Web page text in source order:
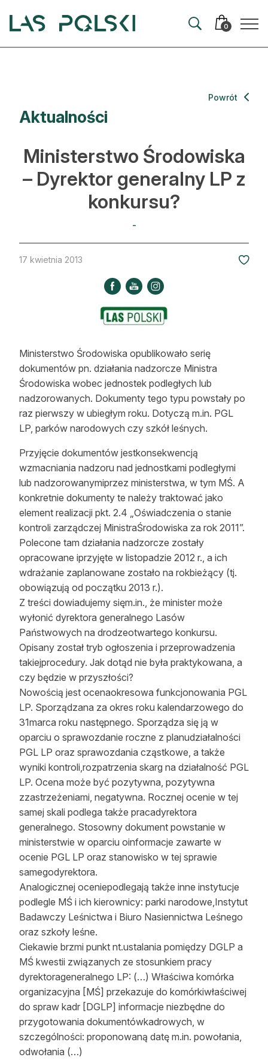
0
Artykuły
Hodowla lasu
Ochrona lasu
Nowe technologie
Kultura i historia
Strefa eksperta
Leśnik na zakupach
Z zagranicy
Edukacja
Lasy prywatne
O nas
100 lat „Lasu Polskiego”
Prenumerata
Reklama
Zostań autorem
Archiwum
Kontakt
Aktualności
Powrót
Ministerstwo Środowiska
– Dyrektor generalny LP z
konkursu?
-
17 kwietnia 2013
Ministerstwo Środowiska opublikowało serię
dokumentów pn. działania nadzorcze Ministra
Środowiska wobec jednostek podległych lub
nadzorowanych. Dokumenty tego typu powstały po
raz pierwszy w ubiegłym roku. Dotyczą m.in. PGL
LP, parków narodowych czy szkół leśnych.
Przyjęcie dokumentów jestkonsekwencją
wzmacniania nadzoru nad jednostkami podległymi
lub nadzorowanymiprzez ministerstwa, w tym MŚ. A
konkretnie dokumenty te należy traktować jako
element realizacji pkt. 2.4 „Oświadczenia o stanie
kontroli zarządczej MinistraŚrodowiska za rok 2011”.
Polecone tam działania nadzorcze zostały
opracowane iprzyjęte w listopadzie 2012 r., a ich
wdrażanie zaplanowane zostało na rokbieżący (tj.
obowiązują od początku 2013 r.).
Z treści dowiadujemy sięm.in., że minister może
wyłonić dyrektora generalnego Lasów
Państwowych na drodzeotwartego konkursu.
Opisany został tryb ogłoszenia i przeprowadzenia
takiejprocedury. Jak dotąd nie była praktykowana, a
czy będzie w przyszłości?
Nowością jest ocenaokresowa funkcjonowania PGL
LP. Sporządzana za okres roku kalendarzowego do
31marca roku następnego. Sporządza się ją w
oparciu o sprawozdanie roczne z planudziałalności
PGL LP oraz sprawozdania cząstkowe, a także
wyniki kontroli,rozpatrzenia skarg na działalność PGL
LP. Ocena może być pozytywna, pozytywna
zzastrzeżeniami, negatywna. Rocznej ocenie w tej
samej skali podlega także pracadyrektora
generalnego. Stosowny dokument powstanie w
ministerstwie w oparciu oinformacje zawarte w
ocenie PGL LP oraz stanowisko w tej sprawie
samegodyrektora.
Analogicznej oceniepodlegają także inne instytucje
podlegle MŚ i ich kierownicy: parki narodowe,Instytut
Badawczy Leśnictwa i Biuro Nasiennictwa Leśnego
oraz szkoły leśne.
Ciekawie brzmi punkt nt.ustalania pomiędzy DGLP a
MŚ kwestii związanych ze stosunkiem pracy
dyrektorageneralnego LP: (…) Właściwa komórka
organizacyjna [MŚ] przekazuje do komórkiwłaściwej
do spraw kadr [DGLP] informacje niezbędne do
przygotowania dokumentówkadrowych, w
szczególności: proponowaną datę m.in. powołania,
odwołania (…)